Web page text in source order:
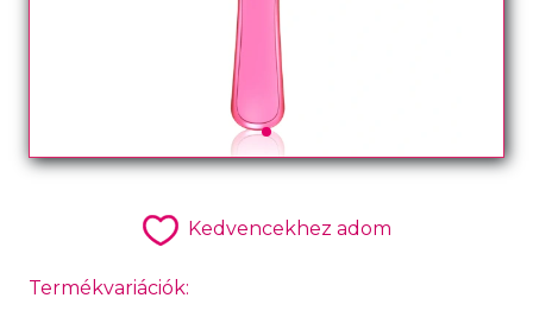
Kedvencekhez adom
Termékvariációk: